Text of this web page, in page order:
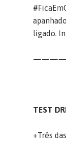
ligado.
TEST
+Três